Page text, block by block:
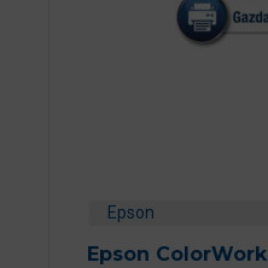
Epson
Epson